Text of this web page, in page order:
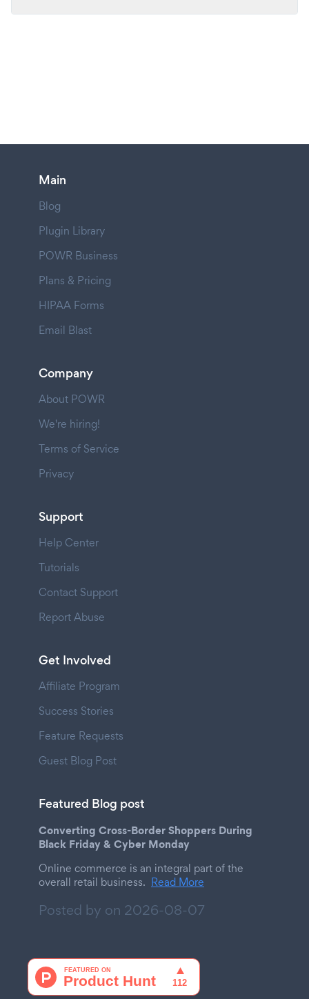
Main
Blog
Plugin Library
POWR Business
Plans & Pricing
HIPAA Forms
Email Blast
Company
About POWR
We're hiring!
Terms of Service
Privacy
Support
Help Center
Tutorials
Contact Support
Report Abuse
Get Involved
Affiliate Program
Success Stories
Feature Requests
Guest Blog Post
Featured Blog post
Converting Cross-Border Shoppers During
Black Friday & Cyber Monday
Online commerce is an integral part of the
overall retail business. Read More
Posted by on 2026-08-07